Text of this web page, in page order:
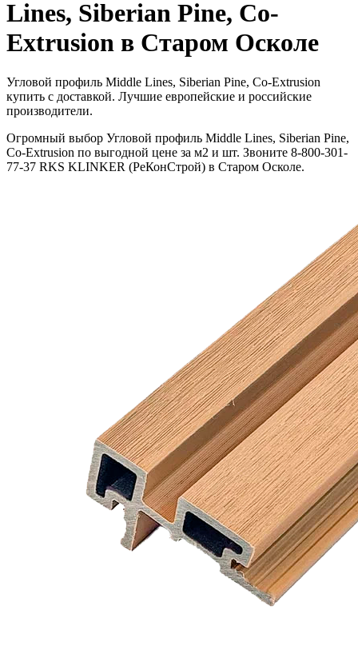
Lines, Siberian Pine, Co-
Extrusion в Старом Осколе
Угловой профиль Middle Lines, Siberian Pine, Co-Extrusion
купить с доставкой. Лучшие европейские и российские
производители.
Огромный выбор Угловой профиль Middle Lines, Siberian Pine,
Co-Extrusion по выгодной цене за м2 и шт. Звоните 8-800-301-
77-37 RKS KLINKER (РеКонСтрой) в Старом Осколе.